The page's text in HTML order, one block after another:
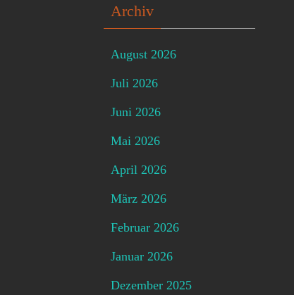
Archiv
August 2026
Juli 2026
Juni 2026
Mai 2026
April 2026
März 2026
Februar 2026
Januar 2026
Dezember 2025